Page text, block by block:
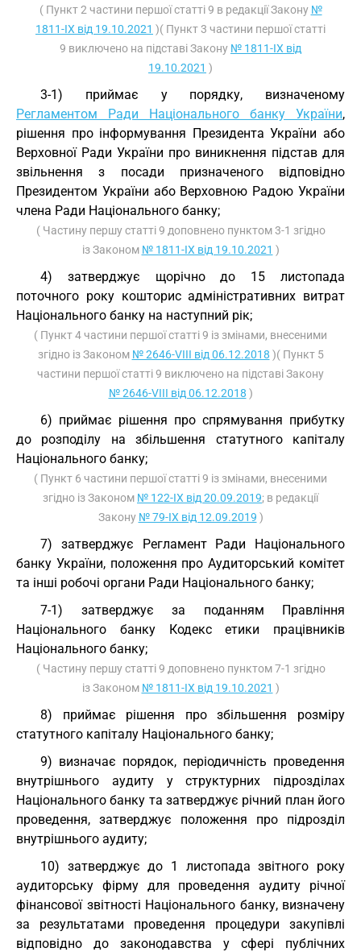
( Пункт 2 частини першої статті 9 в редакції Закону №
1811-IX від 19.10.2021 )( Пункт 3 частини першої статті
9 виключено на підставі Закону № 1811-IX від
19.10.2021 )
3-1) приймає у порядку, визначеному
Регламентом Ради Національного банку України,
рішення про інформування Президента України або
Верховної Ради України про виникнення підстав для
звільнення з посади призначеного відповідно
Президентом України або Верховною Радою України
члена Ради Національного банку;
( Частину першу статті 9 доповнено пунктом 3-1 згідно
із Законом № 1811-IX від 19.10.2021 )
4) затверджує щорічно до 15 листопада
поточного року кошторис адміністративних витрат
Національного банку на наступний рік;
( Пункт 4 частини першої статті 9 із змінами, внесеними
згідно із Законом № 2646-VIII від 06.12.2018 )( Пункт 5
частини першої статті 9 виключено на підставі Закону
№ 2646-VIII від 06.12.2018 )
6) приймає рішення про спрямування прибутку
до розподілу на збільшення статутного капіталу
Національного банку;
( Пункт 6 частини першої статті 9 із змінами, внесеними
згідно із Законом № 122-IX від 20.09.2019; в редакції
Закону № 79-IX від 12.09.2019 )
7) затверджує Регламент Ради Національного
банку України, положення про Аудиторський комітет
та інші робочі органи Ради Національного банку;
7-1) затверджує за поданням Правління
Національного банку Кодекс етики працівників
Національного банку;
( Частину першу статті 9 доповнено пунктом 7-1 згідно
із Законом № 1811-IX від 19.10.2021 )
8) приймає рішення про збільшення розміру
статутного капіталу Національного банку;
9) визначає порядок, періодичність проведення
внутрішнього аудиту у структурних підрозділах
Національного банку та затверджує річний план його
проведення, затверджує положення про підрозділ
внутрішнього аудиту;
10) затверджує до 1 листопада звітного року
аудиторську фірму для проведення аудиту річної
фінансової звітності Національного банку, визначену
за результатами проведення процедури закупівлі
відповідно до законодавства у сфері публічних